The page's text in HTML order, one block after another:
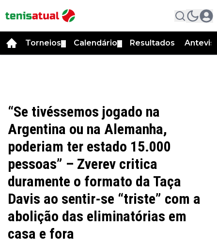
Torneios Calendário Resultados
“Se tivéssemos jogado na
Argentina ou na Alemanha,
poderiam ter estado 15.000
pessoas” – Zverev critica
duramente o formato da Taça
Davis ao sentir-se “triste” com a
abolição das eliminatórias em
casa e fora